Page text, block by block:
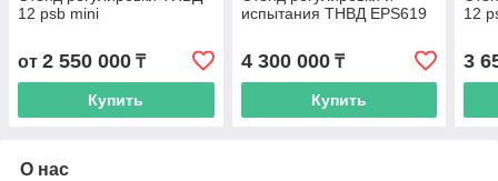
12 psb mini
от 2 550 000 ₸
Купить
испытания ТНВД EPS619
4 300 000₸
Купить
12
3
О нас